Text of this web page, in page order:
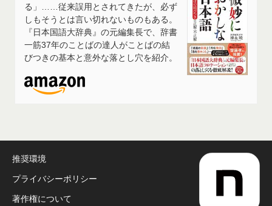
る」……従来誤用とされてきたが、必ず
しもそうとは言い切れないものもある。
『日本国語大辞典』の元編集長で、辞書
一筋37年のことばの達人がことばの結
びつきの基本と意外な落とし穴を紹介。
推奨環境
プライバシーポリシー
著作権について